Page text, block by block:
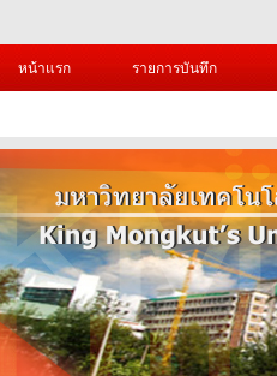
หน้าแรก
รายการบันทึก